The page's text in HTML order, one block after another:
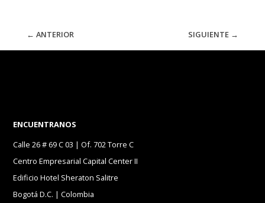
← ANTERIOR SIGUIENTE →
ENCUENTRANOS
Calle 26 # 69 C 03 | Of. 702 Torre C
Centro Empresarial Capital Center II
Edificio Hotel Sheraton Salitre
Bogotá D.C. | Colombia